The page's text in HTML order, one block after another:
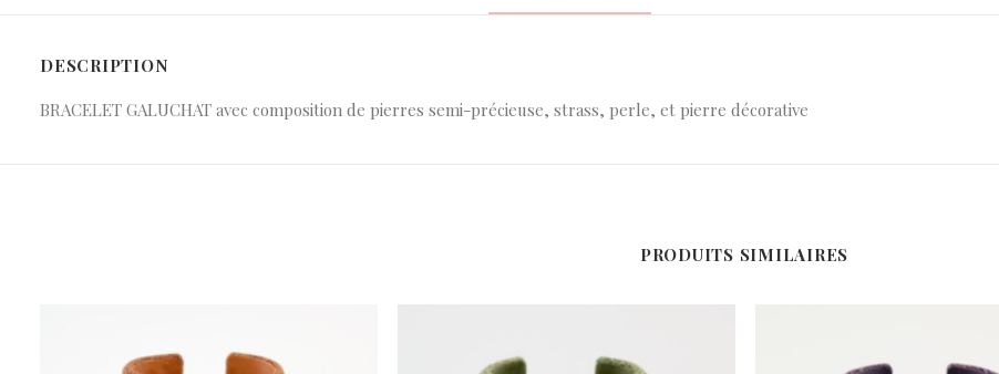
DESCRIPTION
BRACELET GALUCHAT avec composition de pierres semi-précieuse, strass, perle, et pierre décorative
PRODUITS SIMILAIRES